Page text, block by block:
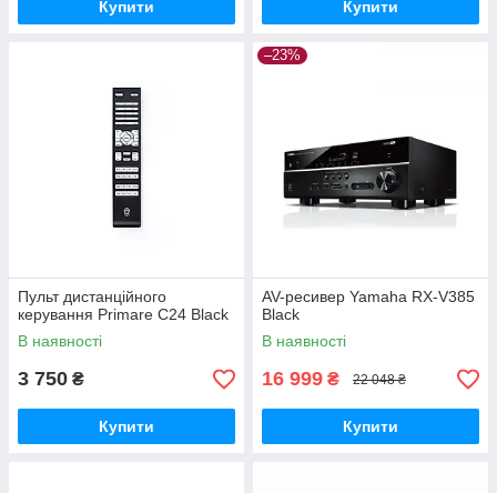
Купити Купити
Пульт дистанційного
керування Primare C24 Black
В наявності
3 750 ₴
Купити
–23%
AV-ресивер Yamaha RX-V385
Black
В наявності
16 999 ₴ 22 048 ₴
Купити